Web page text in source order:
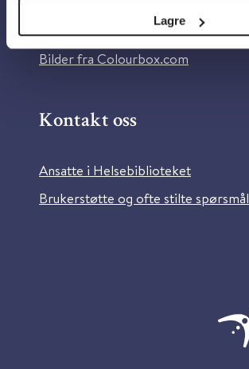
Lagre
Information in English
Bilder fra Colourbox.com
Kontakt oss
Ansatte i Helsebiblioteket
Brukerstøtte og ofte stilte spørsmål